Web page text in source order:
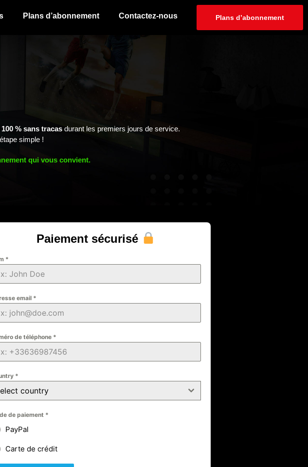
Plans d’abonnement Contactez-nous Plans d’abonnement
% sans tracas durant les premiers jours de service.
simple !
qui vous convient.
Paiement sécurisé
*
email *
de téléphone *
*
country
de paiement *
PayPal
Carte de crédit